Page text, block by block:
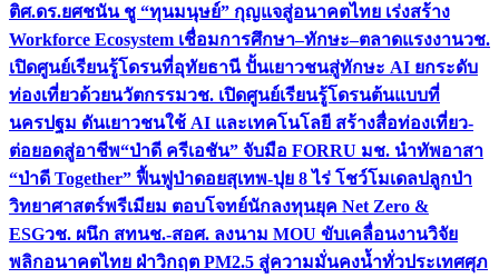
ติศ.ดร.ยศชนัน ชู “ทุนมนุษย์” กุญแจสู่อนาคตไทย เร่งสร้าง
Workforce Ecosystem เชื่อมการศึกษา–ทักษะ–ตลาดแรงงานวช.
เปิดศูนย์เรียนรู้โดรนที่อุทัยธานี ปั้นเยาวชนสู่ทักษะ AI ยกระดับ
ท่องเที่ยวด้วยนวัตกรรมวช. เปิดศูนย์เรียนรู้โดรนต้นแบบที่
นครปฐม ดันเยาวชนใช้ AI และเทคโนโลยี สร้างสื่อท่องเที่ยว-
ต่อยอดสู่อาชีพ“ป่าดี ครีเอชัน” จับมือ FORRU มช. นำทัพอาสา
“ป่าดี Together” ฟื้นฟูป่าดอยสุเทพ-ปุย 8 ไร่ โชว์โมเดลปลูกป่า
วิทยาศาสตร์พรีเมียม ตอบโจทย์นักลงทุนยุค Net Zero &
ESGวช. ผนึก สทนช.-สอศ. ลงนาม MOU ขับเคลื่อนงานวิจัย
พลิกอนาคตไทย ฝ่าวิกฤต PM2.5 สู่ความมั่นคงน้ำทั่วประเทศศุภ